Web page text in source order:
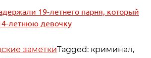
19-летнего парня, который
летнюю девочку
заметкиTagged: криминал,